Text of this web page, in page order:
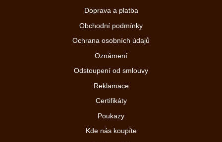
Doprava a platba
Obchodní podmínky
Ochrana osobních údajů
Oznámení
Odstoupení od smlouvy
Reklamace
Certifikáty
Poukazy
Kde nás koupíte